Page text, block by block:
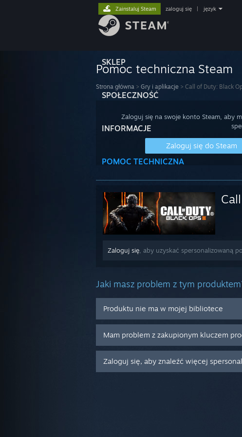
SKLEP
SPOŁECZNOŚĆ
INFORMACJE
POMOC TECHNICZNA
Zainstaluj Steam zaloguj się język
Pomoc techniczna Steam
Strona główna > Gry i aplikacje > Call of Duty: Black
Zaloguj się na swoje konto Steam, aby
Zaloguj się do Steam
Zaloguj się , aby uzyskać spersonalizowaną
Jaki masz problem z tym
Produktu nie ma w mojej bibliotece
Mam problem z zakupionym kluczem
Zaloguj się, aby znaleźć więcej